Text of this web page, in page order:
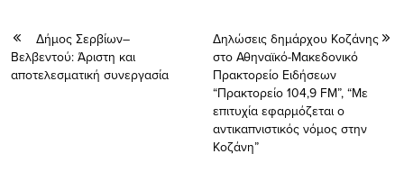
Δήμος Σερβίων–
Βελβεντού: Άριστη και
αποτελεσματική συνεργασία
Δηλώσεις δημάρχου Κοζάνης
στο Αθηναϊκό-Μακεδονικό
Πρακτορείο Ειδήσεων
“Πρακτορείο 104,9 FM”, “Με
επιτυχία εφαρμόζεται ο
αντικαπνιστικός νόμος στην
Κοζάνη”